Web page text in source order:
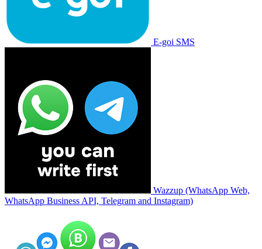
E-goi SMS
Wazzup (WhatsApp Web,
WhatsApp Business API, Telegram and Instagram)